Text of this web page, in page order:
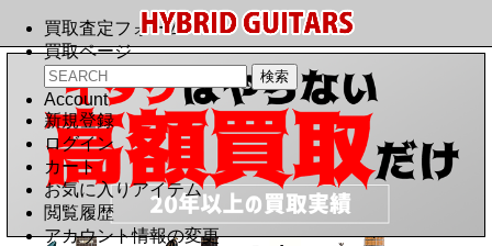
買取査定フォーム
買取ページ
Account
新規登録
ログイン
カート
お気に入りアイテム
閲覧履歴
アカウント情報の変更